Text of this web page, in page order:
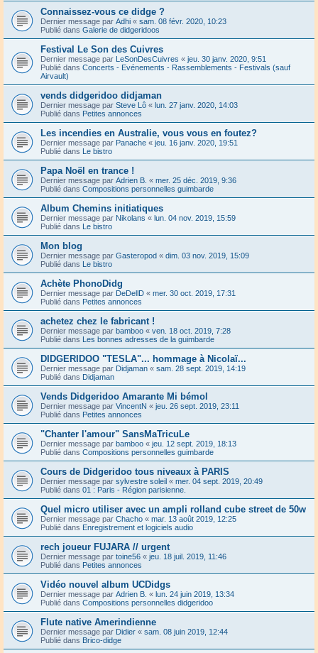
Connaissez-vous ce didge ?
Dernier message par Adhi « sam. 08 févr. 2020, 10:23
Publié dans Galerie de didgeridoos
Festival Le Son des Cuivres
Dernier message par LeSonDesCuivres « jeu. 30 janv. 2020, 9:51
Publié dans Concerts - Evénements - Rassemblements - Festivals (sauf
Airvault)
vends didgeridoo didjaman
Dernier message par Steve Lô « lun. 27 janv. 2020, 14:03
Publié dans Petites annonces
Les incendies en Australie, vous vous en foutez?
Dernier message par Panache « jeu. 16 janv. 2020, 19:51
Publié dans Le bistro
Papa Noël en trance !
Dernier message par Adrien B. « mer. 25 déc. 2019, 9:36
Publié dans Compositions personnelles guimbarde
Album Chemins initiatiques
Dernier message par Nikolans « lun. 04 nov. 2019, 15:59
Publié dans Le bistro
Mon blog
Dernier message par Gasteropod « dim. 03 nov. 2019, 15:09
Publié dans Le bistro
Achète PhonoDidg
Dernier message par DeDellD « mer. 30 oct. 2019, 17:31
Publié dans Petites annonces
achetez chez le fabricant !
Dernier message par bamboo « ven. 18 oct. 2019, 7:28
Publié dans Les bonnes adresses de la guimbarde
DIDGERIDOO "TESLA"... hommage à Nicolaï...
Dernier message par Didjaman « sam. 28 sept. 2019, 14:19
Publié dans Didjaman
Vends Didgeridoo Amarante Mi bémol
Dernier message par VincentN « jeu. 26 sept. 2019, 23:11
Publié dans Petites annonces
"Chanter l'amour" SansMaTricuLe
Dernier message par bamboo « jeu. 12 sept. 2019, 18:13
Publié dans Compositions personnelles guimbarde
Cours de Didgeridoo tous niveaux à PARIS
Dernier message par sylvestre soleil « mer. 04 sept. 2019, 20:49
Publié dans 01 : Paris - Région parisienne.
Quel micro utiliser avec un ampli rolland cube street de 50w
Dernier message par Chacho « mar. 13 août 2019, 12:25
Publié dans Enregistrement et logiciels audio
rech joueur FUJARA // urgent
Dernier message par toine56 « jeu. 18 juil. 2019, 11:46
Publié dans Petites annonces
Vidéo nouvel album UCDidgs
Dernier message par Adrien B. « lun. 24 juin 2019, 13:34
Publié dans Compositions personnelles didgeridoo
Flute native Amerindienne
Dernier message par Didier « sam. 08 juin 2019, 12:44
Publié dans Brico-didge